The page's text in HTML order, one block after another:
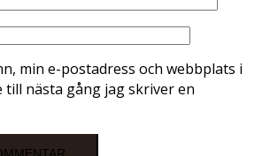
min e-postadress och webbplats i
till nästa gång jag skriver en